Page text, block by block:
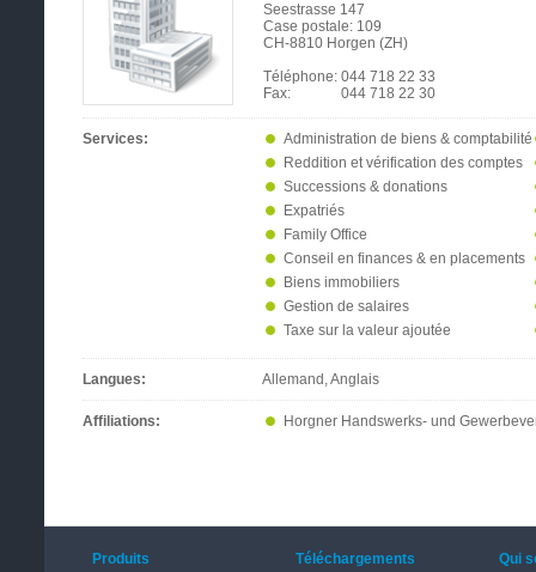
Seestrasse 147
Case postale: 109
CH-8810 Horgen (ZH)
Téléphone: 044 718 22 33
Fax:
044 718 22 30
Services:
Administration de biens & comptabilité
Reddition et vérification des comptes
Successions & donations
Expatriés
Family Office
Conseil en finances & en placements
Biens immobiliers
Gestion de salaires
Taxe sur la valeur ajoutée
Langues: Allemand, Anglais
Affiliations: Horgner Handswerks- und
Produits Téléchargements Qui